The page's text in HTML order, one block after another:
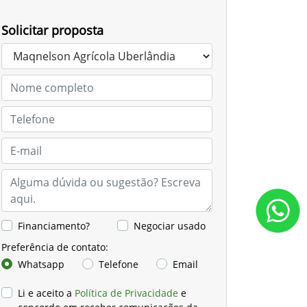
Solicitar proposta
Financiamento?
Negociar usado
Preferência de contato:
Whatsapp
Telefone Email
Li e aceito a Política de Privacidade e